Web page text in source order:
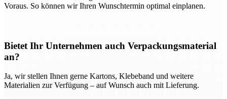
Voraus. So können wir Ihren Wunschtermin optimal einplanen.
Bietet Ihr Unternehmen auch Verpackungsmaterial
an?
Ja, wir stellen Ihnen gerne Kartons, Klebeband und weitere
Materialien zur Verfügung – auf Wunsch auch mit Lieferung.